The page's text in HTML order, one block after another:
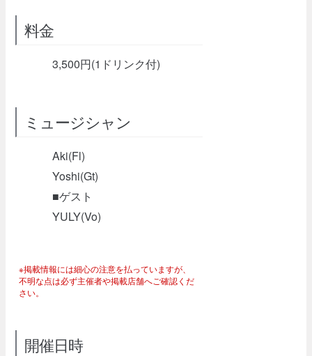
料金
3,500円(1ドリンク付)
ミュージシャン
Aki(Fl)
Yoshi(Gt)
■ゲスト
YULY(Vo)
※掲載情報には細心の注意を払っていますが、
不明な点は必ず主催者や掲載店舗へご確認くだ
さい。
開催日時